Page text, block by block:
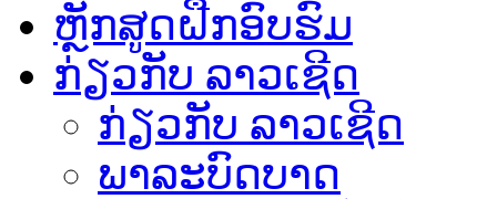
ຫຼັກສູດຝືກອົບຮົມ
ກ່ຽວກັບ ລາວເຊີດ
ກ່ຽວກັບ ລາວເຊີດ
ພາລະບົດບາດ